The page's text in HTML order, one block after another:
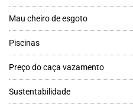
Mau cheiro de esgoto
Piscinas
Preço do caça vazamento
Sustentabilidade